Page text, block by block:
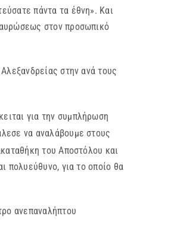
πάντα τα έθνη». Και
στον προσωπικό
στην ανά τους
για την συμπλήρωση
να αναλάβουμε στους
του Αποστόλου και
πολυεύθυνο, για το οποίο θα
ανεπαναλήπτου